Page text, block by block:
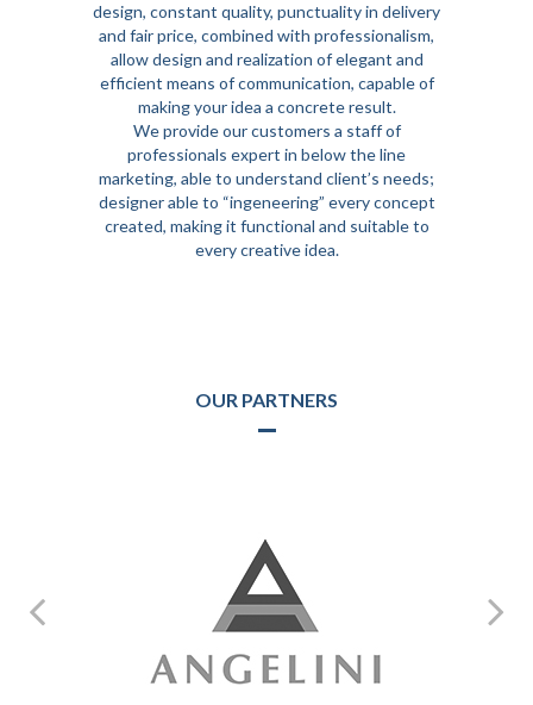
design, constant quality, punctuality in delivery
and fair price, combined with professionalism,
allow design and realization of elegant and
efficient means of communication, capable of
making your idea a concrete result.
We provide our customers a staff of
professionals expert in below the line
marketing, able to understand client’s needs;
designer able to “ingeneering” every concept
created, making it functional and suitable to
every creative idea.
OUR PARTNERS